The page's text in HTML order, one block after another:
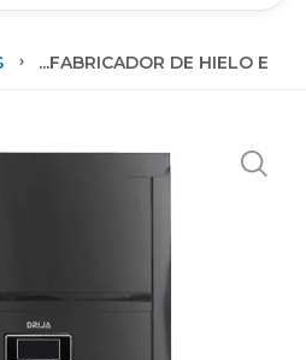
...FABRICADOR DE HIELO